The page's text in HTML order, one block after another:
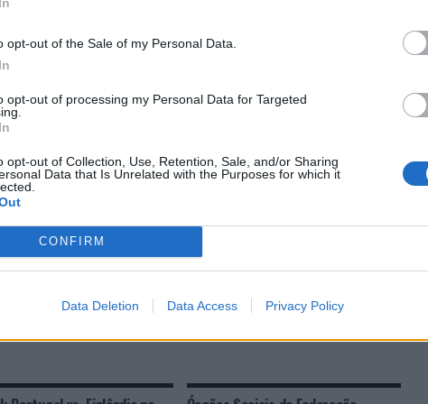
opt-out of the Sale of my Personal Data.
opt-out of processing my Personal Data for Targeted
opt-out of Collection, Use, Retention, Sale, and/or Sharing
Data that Is Unrelated with the Purposes for which it
CONFIRM
Data Deletion Data Access Privacy Policy
Anadia: Município celebra protocolo
de Praia: Barcelos recebe